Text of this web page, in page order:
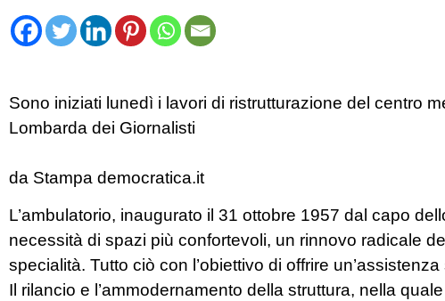
Sono iniziati lunedì i lavori di ristrutturazione del centro
Lombarda dei Giornalisti
da Stampa democratica.it
L’ambulatorio, inaugurato il 31 ottobre 1957 dal capo
necessità di spazi più confortevoli, un rinnovo radicale
specialità. Tutto ciò con l’obiettivo di offrire
Il rilancio e l’ammodernamento della struttura, nella